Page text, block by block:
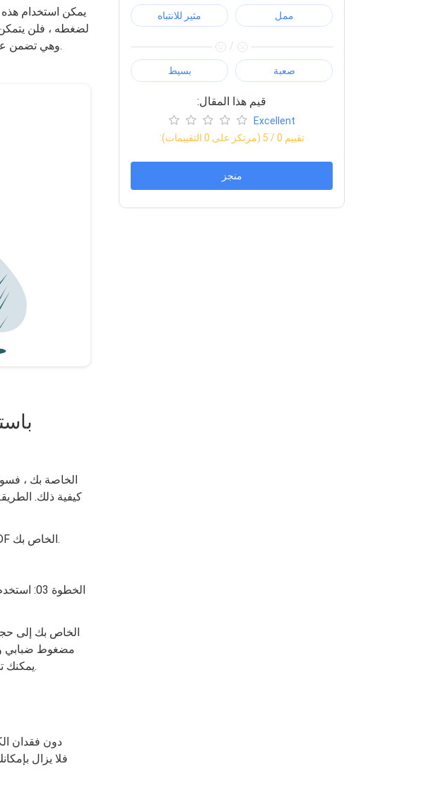
مصدر قلق كبير لـ Fonedog وهي تضمن عدم تعرض البيانات المهمة للخطر من قبل المهاجمين الضارين.
كيفية ذلك.
الخطوة 01: استخدم Preview على جهاز الكمبيوتر الذي يعمل بنظام Mac لتشغيل ملف PDF الخاص بك.
الخطوة
ضغط ملفات PDF الخاصة بـ FoneDog. يمكنك تجربة الطريقة الأخرى أدناه إذا كنت ترغب في ذلك.
مثير للانتباه ممل
/
بسيط صعبة
:قيم هذا المقال
Excellent
:تقييم 0/ 5 (مرتكز على 0 التقييمات)
منجز